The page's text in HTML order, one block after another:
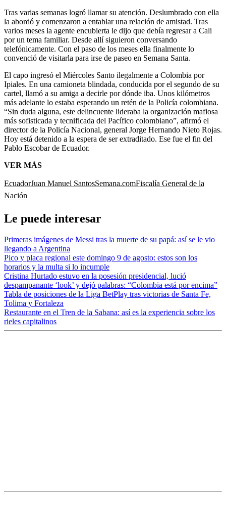
Tras varias semanas logró llamar su atención. Deslumbrado con ella
la abordó y comenzaron a entablar una relación de amistad. Tras
varios meses la agente encubierta le dijo que debía regresar a Cali
por un tema familiar. Desde allí siguieron conversando
telefónicamente. Con el paso de los meses ella finalmente lo
convenció de visitarla para irse de paseo en Semana Santa.
El capo ingresó el Miércoles Santo ilegalmente a Colombia por
Ipiales. En una camioneta blindada, conducida por el segundo de su
cartel, llamó a su amiga a decirle por dónde iba. Unos kilómetros
más adelante lo estaba esperando un retén de la Policía colombiana.
“Sin duda alguna, este delincuente lideraba la organización mafiosa
más sofisticada y tecnificada del Pacífico colombiano”, afirmó el
director de la Policía Nacional, general Jorge Hernando Nieto Rojas.
Hoy está detenido a la espera de ser extraditado. Ese fue el fin del
Pablo Escobar de Ecuador.
VER MÁS
EcuadorJuan Manuel SantosSemana.comFiscalía General de la
Nación
Le puede interesar
Primeras imágenes de Messi tras la muerte de su papá: así se le vio
llegando a Argentina
Pico y placa regional este domingo 9 de agosto: estos son los
horarios y la multa si lo incumple
Cristina Hurtado estuvo en la posesión presidencial, lució
despampanante ‘look’ y dejó palabras: “Colombia está por encima”
Tabla de posiciones de la Liga BetPlay tras victorias de Santa Fe,
Tolima y Fortaleza
Restaurante en el Tren de la Sabana: así es la experiencia sobre los
rieles capitalinos